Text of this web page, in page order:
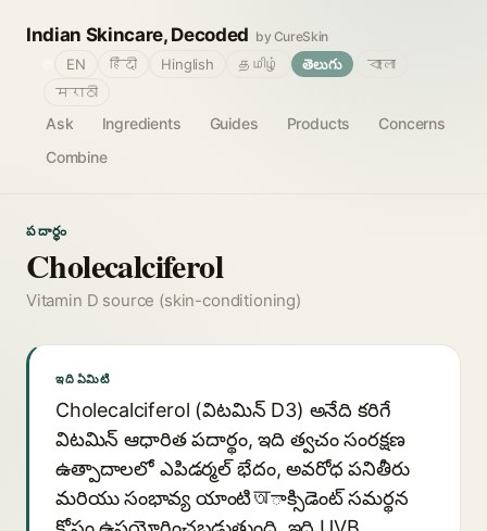
Indian Skincare, Decoded by CureSkin
Ask Ingredients Guides Products
Concerns
Combine
EN हिंदी Hinglish தமிழ் తెలుగు
বাংলা
मराठी
పదార్థం
Cholecalciferol
Vitamin D source (skin-conditioning)
ఇది ఏమిటి
Cholecalciferol (విటమిన్ D3) అనేది కరిగే
విటమిన్ ఆధారిత పదార్థం, ఇది త్వచం సంరక్షణ
ఉత్పాదాలలో ఎపిడర్మల్ భేదం, అవరోధ పనితీరు
మరియు సంభావ్య యాంటిঅాక్సిడెంట్ సమర్థన